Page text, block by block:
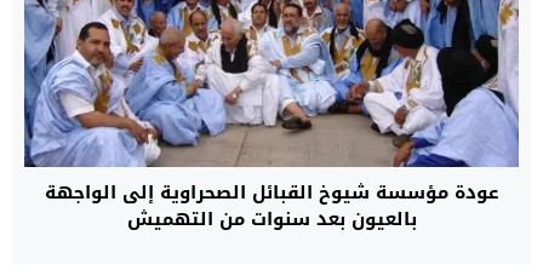
عودة مؤسسة شيوخ القبائل الصحراوية إلى الواجهة
بالعيون بعد سنوات من التهميش